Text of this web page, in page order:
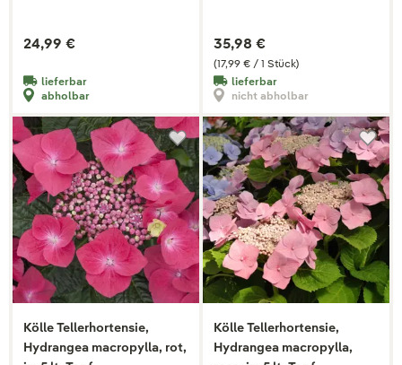
24,99 €
lieferbar
abholbar
(17,99 € / 1 Stück)
35,98 €
lieferbar
nicht abholbar
Kölle Tellerhortensie,
Hydrangea macropylla, rot,
Kölle Tellerhortensie,
Hydrangea macropylla,